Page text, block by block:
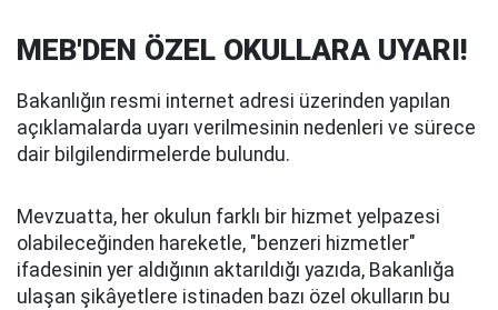
MEB'DEN ÖZEL OKULLARA UYARI!
Bakanlığın resmi internet adresi üzerinden yapılan
açıklamalarda uyarı verilmesinin nedenleri ve sürece
dair bilgilendirmelerde bulundu.
Mevzuatta, her okulun farklı bir hizmet yelpazesi
olabileceğinden hareketle, "benzeri hizmetler"
ifadesinin yer aldığının aktarıldığı yazıda, Bakanlığa
ulaşan şikâyetlere istinaden bazı özel okulların bu